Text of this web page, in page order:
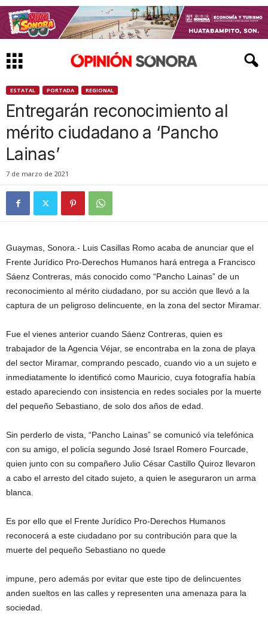
ESTATAL PORTADA REGIONAL
Entregarán reconocimiento al
mérito ciudadano a ‘Pancho
Lainas’
7 de marzo de 2021
Guaymas, Sonora.- Luis Casillas Romo acaba de anunciar que el
Frente Jurídico Pro-Derechos Humanos hará entrega a Francisco
Sáenz Contreras, más conocido como “Pancho Lainas” de un
reconocimiento al mérito ciudadano, por su acción que llevó a la
captura de un peligroso delincuente, en la zona del sector Miramar.
Fue el vienes anterior cuando Sáenz Contreras, quien es
trabajador de la Agencia Véjar, se encontraba en la zona de playa
del sector Miramar, comprando pescado, cuando vio a un sujeto e
inmediatamente lo identificó como Mauricio, cuya fotografía había
estado apareciendo con insistencia en redes sociales por la muerte
del pequeño Sebastiano, de solo dos años de edad.
Sin perderlo de vista, “Pancho Lainas” se comunicó vía telefónica
con su amigo, el policía segundo José Israel Romero Fourcade,
quien junto con su compañero Julio César Castillo Quiroz llevaron
a cabo el arresto del citado sujeto, a quien le aseguraron un arma
blanca.
Es por ello que el Frente Jurídico Pro-Derechos Humanos
reconocerá a este ciudadano por su contribución para que la
muerte del pequeño Sebastiano no quede
impune, pero además por evitar que este tipo de delincuentes
anden sueltos en las calles y representen una amenaza para la
sociedad.